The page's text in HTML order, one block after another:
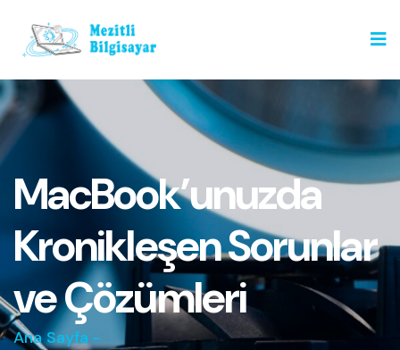
MacBook’unuzda
Kronikleşen Sorunlar
ve Çözümleri
Ana Sayfa -